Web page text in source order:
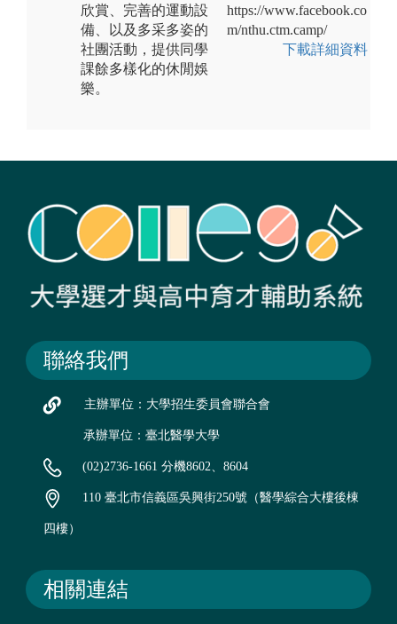
欣賞、完善的運動設
備、以及多采多姿的
社團活動，提供同學
課餘多樣化的休閒娛
樂。
https://www.facebook.co
m/nthu.ctm.camp/
下載詳細資料
聯絡我們
主辦單位：大學招生委員會聯合會
承辦單位：臺北醫學大學
(02)2736-1661 分機8602、8604
110 臺北市信義區吳興街250號（醫學綜合大樓後棟
四樓）
相關連結